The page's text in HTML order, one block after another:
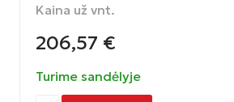
Kaina už vnt.
206,57 €
Turime sandėlyje